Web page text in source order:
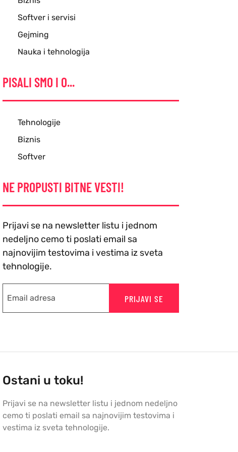
Softver i servisi
Gejming
Nauka i tehnologija
PISALI SMO I O...
Tehnologije
Biznis
Softver
NE PROPUSTI BITNE VESTI!
Prijavi se na newsletter listu i jednom
nedeljno cemo ti poslati email sa
najnovijim testovima i vestima iz sveta
tehnologije.
PRIJAVI SE
Ostani u toku!
Prijavi se na newsletter listu i jednom nedeljno
cemo ti poslati email sa najnovijim testovima i
vestima iz sveta tehnologije.